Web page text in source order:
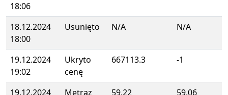
18:06
18.12.2024
18:00
Usunięto N/A N/A
19.12.2024
19:02
Ukryto
cenę
667113.3 -1
19.12.2024 Metraz 59.22 59.06